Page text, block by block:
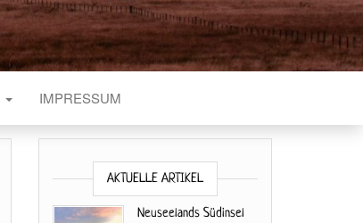
IMPRESSUM
AKTUELLE ARTIKEL
Neuseelands Südinsel